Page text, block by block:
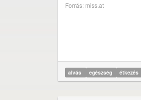
Forrás: miss.at
alvás egészség étkezés